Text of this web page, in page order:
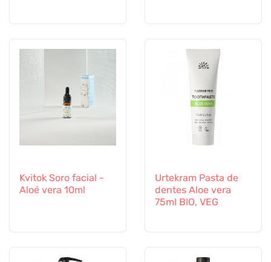
Kvitok Soro facial -
Aloé vera 10ml
Urtekram Pasta de
dentes Aloe vera
75ml BIO, VEG